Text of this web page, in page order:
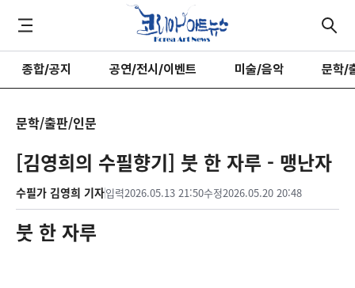
종합/공지 공연/전시/이벤트 미술/음악 문학/
문학/출판/인문
[김영희의 수필향기] 붓 한 자루 - 맹난자
수필가 김영희 기자입력2026.05.13 21:50수정2026.05.20 20:48
붓 한 자루